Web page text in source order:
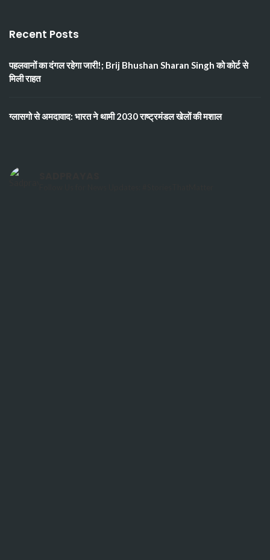
Recent Posts
पहलवानों का दंगल रहेगा जारी!; Brij Bhushan Sharan Singh को कोर्ट से
मिली राहत
ग्लासगो से अमदावाद: भारत ने थामी 2030 राष्ट्रमंडल खेलों की मशाल